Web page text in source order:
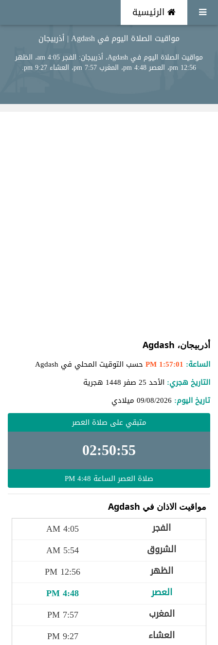
الرئيسية
مواقيت الصلاة اليوم في Agdash | أذربيجان
مواقيت الصلاة اليوم في Agdash، أذربيجان: الفجر 4:05 am، الظهر
12:56 pm، العصر 4:48 pm، المغرب 7:57 pm، العشاء 9:27 pm.
أذربيجان، Agdash
الساعة: 1:57:02 PM
حسب التوقيت المحلي في Agdash
التاريخ هجري: الأحد 25 صفر 1448 هجرية
تاريخ اليوم: 09/08/2026 ميلادي
متبقي على صلاة العصر
02:50:53
صلاة العصر الساعة 4:48 PM
مواقيت الاذان في Agdash
4:05 AM
5:54 AM
12:56 PM
4:48 PM
7:57 PM
9:27 PM